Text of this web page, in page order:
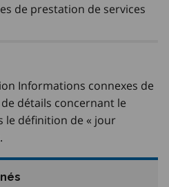
de prestation de services
Informations connexes de
détails concernant le
le définition de « jour